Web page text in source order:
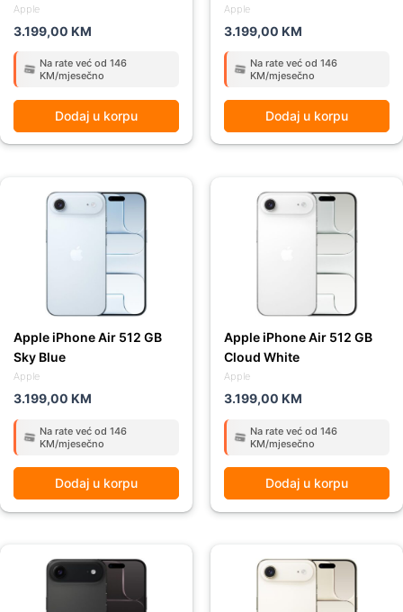
Apple
3.199,00 KM
Na rate već od 146
KM/mjesečno
Dodaj u korpu
Apple
3.199,00 KM
Na rate već od 146
KM/mjesečno
Dodaj u korpu
Apple
Apple iPhone Air 512 GB
Sky Blue
3.199,00 KM
Na rate već od 146
KM/mjesečno
Dodaj u korpu
Apple
Apple iPhone Air 512 GB
Cloud White
3.199,00 KM
Na rate već od 146
KM/mjesečno
Dodaj u korpu